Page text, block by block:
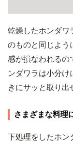
乾燥したホンダワ
のものと同じよう
感が損なわれるの
ンダワラは小分け
きにサッと取り出
さまざまな料理
下処理をしたホン